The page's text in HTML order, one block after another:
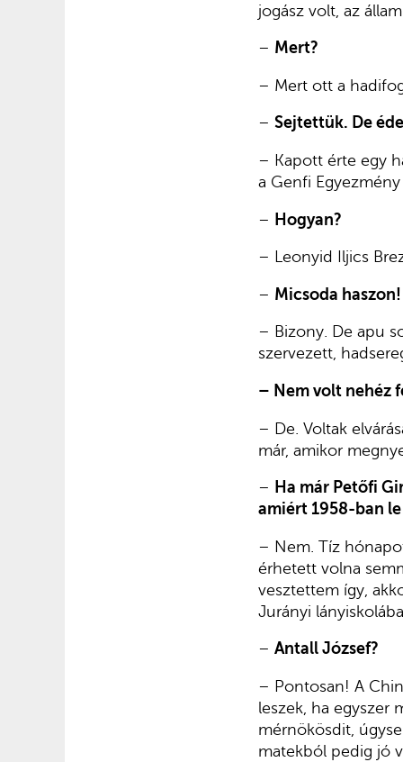
jogász volt, az
– Mert?
– Mert ott a
– Sejtettük. De
– Kapott érte egy
a Genfi
– Hogyan?
– Leonyid Iljics
– Micsoda
– Bizony. De apu
szervezett,
– Nem volt nehéz
– De. Voltak
már, amikor
– Ha már Petőfi
amiért 1958-ban
– Nem. Tíz
érhetett volna
vesztettem így,
Jurányi
– Antall József?
– Pontosan! A
leszek, ha egyszer
mérnökösdit,
matekból pedig jó